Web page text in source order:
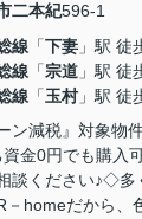
二本紀596-1
線 「下妻 」駅 徒
線 「宗道 」駅 徒
線 「玉村」駅 徒
ン減税』対象物
金0円でも購入
談ください♪◇多
－homeだから、